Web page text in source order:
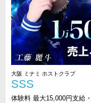
大阪 ミナミ ホストクラブ
SSS
体験料 最大15,000円支給